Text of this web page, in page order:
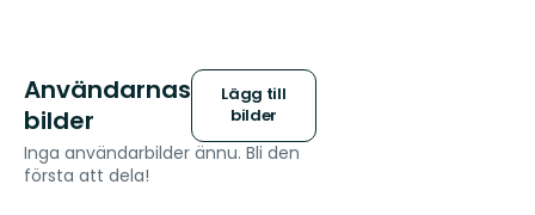
Användarnas
bilder
Lägg till
bilder
Inga användarbilder ännu. Bli den
första att dela!